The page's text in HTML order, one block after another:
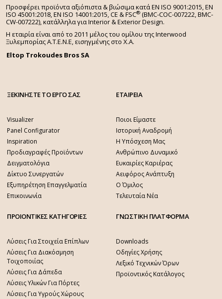
Προσφέρει προϊόντα αξιόπιστα & βιώσιμα κατά EN ISO 9001:2015, EN
ISO 45001:2018, EN ISO 14001:2015,CE & FSC® (BMC-COC-007222, BMC-
CW-007222), κατάλληλα για Interior & Exterior Design.
Η εταιρία είναι από το 2011 μέλος του ομίλου της Interwood
Ξυλεμπορίας Α.Τ.Ε.Ν.Ε, εισηγμένης στο Χ.A.
Eltop Trokoudes Bros SA
ΞΕΚΙΝΗΣΤΕ ΤΟ ΕΡΓΟ ΣΑΣ
Visualizer
Panel Configurator
Inspiration
Προδιαγραφές Προϊόντων
Δειγματολόγια
Δίκτυο Συνεργατών
Εξυπηρέτηση Επαγγελματία
Επικοινωνία
ΕΤΑΙΡΕΙΑ
Ποιοι Είμαστε
Ιστορική Αναδρομή
Η Υπόσχεση Μας
Ανθρώπινο Δυναμικό
Ευκαιρίες Καριέρας
Αειφόρος Ανάπτυξη
Ο Όμιλος
Τελευταία Νέα
ΠΡΟΙΟΝΤΙΚΕΣ ΚΑΤΗΓΟΡΙΕΣ
Λύσεις Για Στοιχεία Επίπλων
Λύσεις Για Διακόσμηση
Τοιχοποιίας
Λύσεις Για Δάπεδα
Λύσεις Υλικών Για Πόρτες
Λύσεις Για Υγρούς Χώρους
ΓΝΩΣΤΙΚΗ ΠΛΑΤΦΟΡΜΑ
Downloads
Οδηγίες Χρήσης
Λεξικό Τεχνικών Όρων
Προϊοντικός Κατάλογος